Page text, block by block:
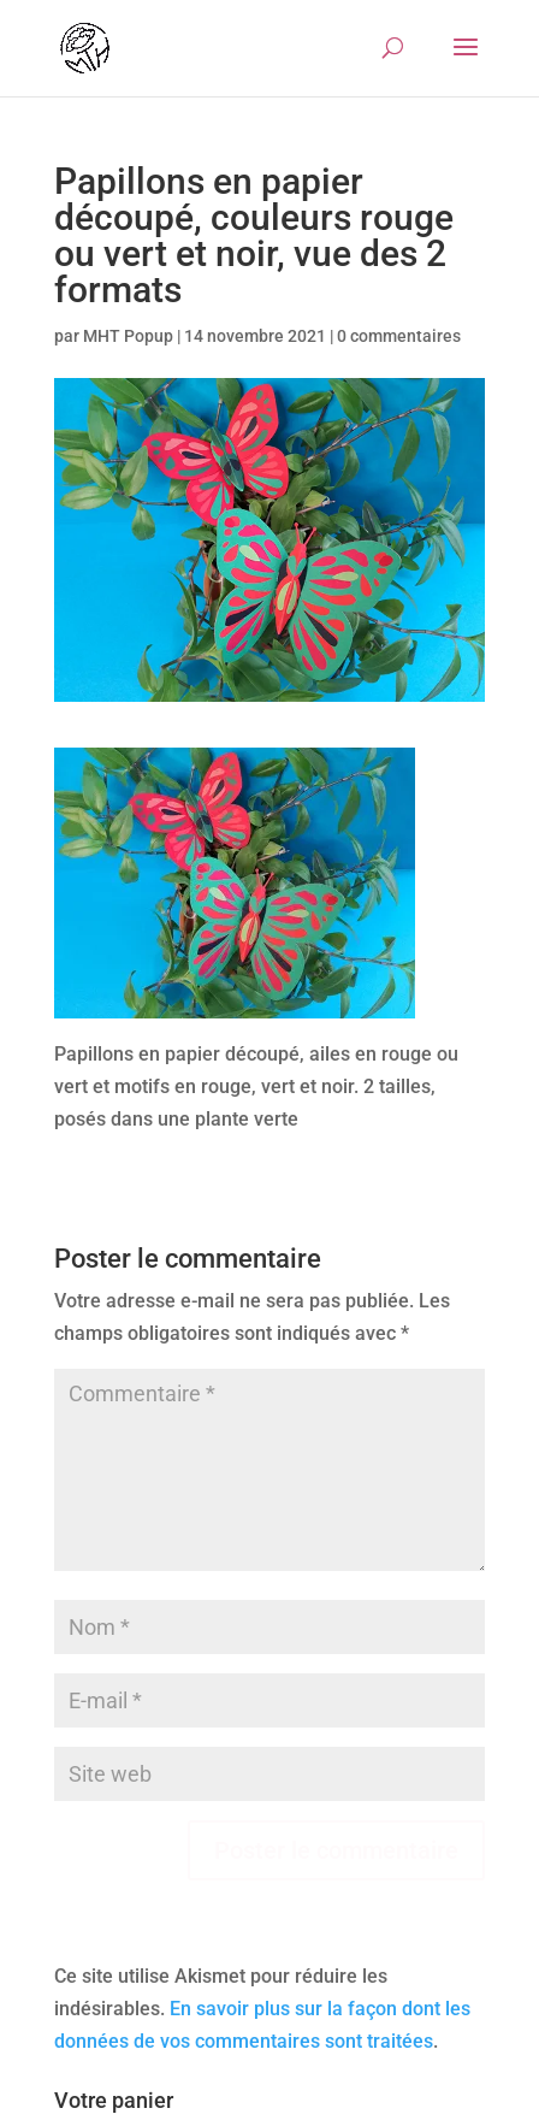
Papillons en papier
découpé, couleurs rouge
ou vert et noir, vue des 2
formats
par MHT Popup| 14 novembre 2021 |0 commentaires
Papillons en papier découpé, ailes en rouge ou
vert et motifs en rouge, vert et noir. 2 tailles,
posés dans une plante verte
Poster le commentaire
Votre adresse e-mail ne sera pas publiée. Les
champs obligatoires sont indiqués avec *
Ce site utilise Akismet pour réduire les
indésirables. En savoir plus sur la façon dont les
données de vos commentaires sont traitées.
Votre panier